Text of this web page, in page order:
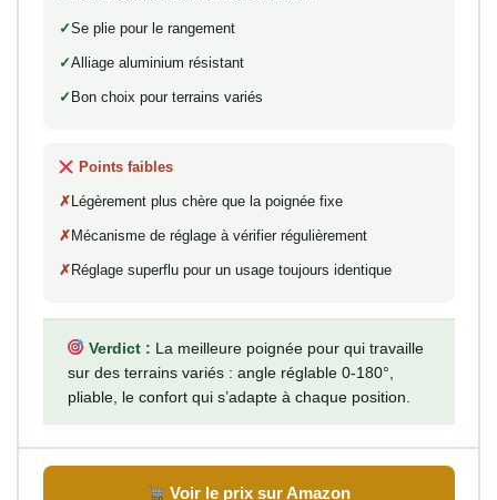
Se plie pour le rangement
Alliage aluminium résistant
Bon choix pour terrains variés
Points faibles
Légèrement plus chère que la poignée fixe
Mécanisme de réglage à vérifier régulièrement
Réglage superflu pour un usage toujours identique
Verdict : La meilleure poignée pour qui travaille
sur des terrains variés : angle réglable 0-180°,
pliable, le confort qui s’adapte à chaque position.
Voir le prix sur Amazon